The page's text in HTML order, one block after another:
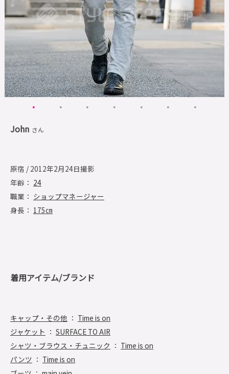
John さん
原宿 / 2012年2月24日撮影
年齢： 24
職業： ショップマネージャー
身長： 175㎝
着用アイテム/ブランド
キャップ・その他 ： Time is on
ジャケット ： SURFACE TO AIR
シャツ・ブラウス・チュニック ： Time is on
パンツ ： Time is on